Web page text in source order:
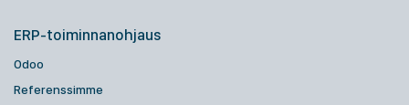
ERP-toiminnanohjaus
Odoo
Referenssimme